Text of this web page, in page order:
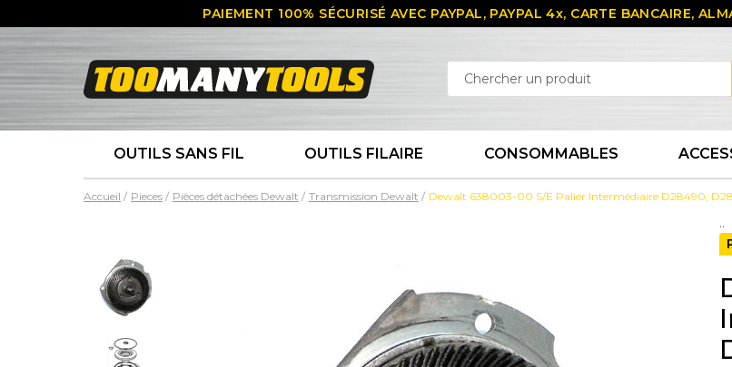
PAIEMENT 100% SÉCURISÉ AVEC PAYPAL, PAYPAL 4x, CARTE BANCAIRE,
OUTILS SANS FIL OUTILS FILAIRE CONSOMMABLES
Accueil Pieces Pièces détachées Dewalt Transmission Dewalt Dewalt 638003-00 S/E Palier Intermédiaire D28490,
..